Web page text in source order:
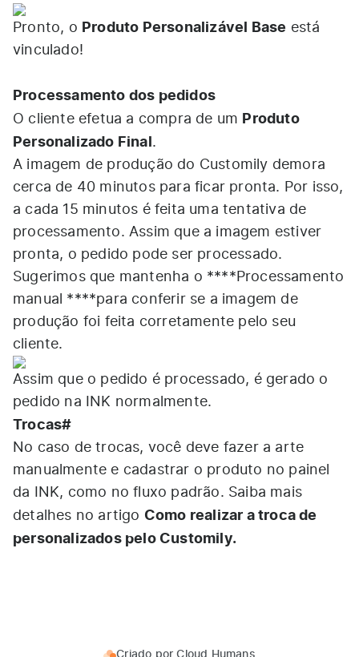
Pronto, o Produto Personalizável Base está
vinculado!
Processamento dos pedidos
O cliente efetua a compra de um Produto
Personalizado Final.
A imagem de produção do Customily demora
cerca de 40 minutos para ficar pronta. Por isso,
a cada 15 minutos é feita uma tentativa de
processamento. Assim que a imagem estiver
pronta, o pedido pode ser processado.
Sugerimos que mantenha o ****Processamento
manual ****para conferir se a imagem de
produção foi feita corretamente pelo seu
cliente.
Assim que o pedido é processado, é gerado o
pedido na INK normalmente.
Trocas#
No caso de trocas, você deve fazer a arte
manualmente e cadastrar o produto no painel
da INK, como no fluxo padrão. Saiba mais
detalhes no artigo Como realizar a troca de
personalizados pelo Customily.
Criado porCloud Humans